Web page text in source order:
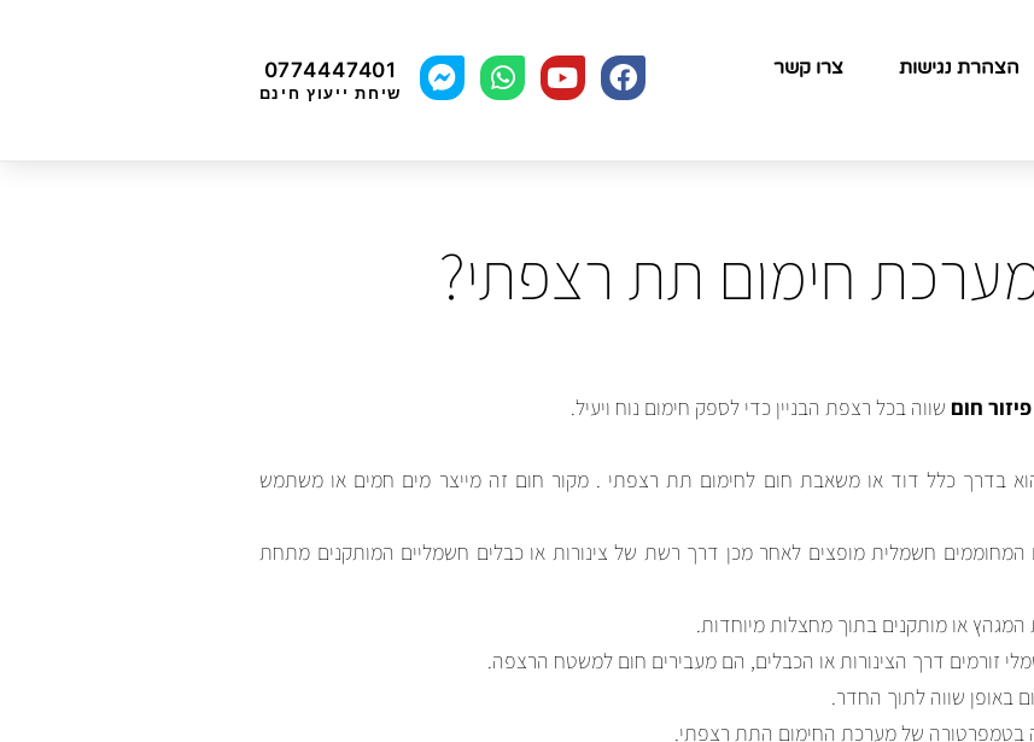
הצהרת נגישות צרו קשר 0774447401
שיחת ייעוץ חינם
חימום תת רצפתי?
חום שווה בכל רצפת הבניין כדי לספק חימום נוח ויעיל.
בדרך כלל דוד אומשאבת חום לחימום תת רצפתי . מקור חום זה מייצר מים חמים או משתמש
חשמלית מופצים לאחר מכן דרך רשת של צינורות או כבלים חשמליים המותקנים מתחת
המגהץ או מותקנים בתוך מחצלות מיוחדות.
זורמים דרך הצינורות או הכבלים, הם מעבירים חום למשטח הרצפה.
באופן שווה לתוך החדר.
של מערכת החימום התת רצפתי.